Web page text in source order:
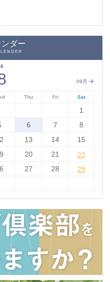
ダー
09月
Thu Fri Sat
1
6 7
8
13 14
15
20 21 22
22
27 28 29
29